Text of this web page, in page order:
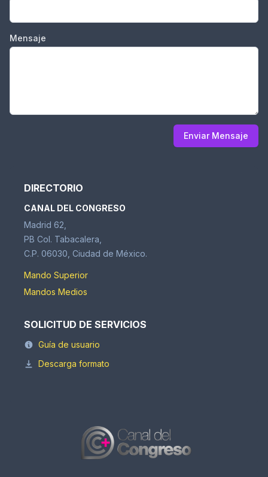
Mensaje
Enviar Mensaje
DIRECTORIO
CANAL DEL CONGRESO
Madrid 62,
PB Col. Tabacalera,
C.P. 06030, Ciudad de México.
Mando Superior
Mandos Medios
SOLICITUD DE SERVICIOS
Guía de usuario
Descarga formato